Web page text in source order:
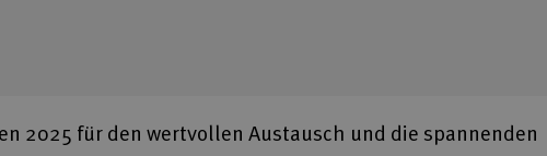
2025 für den wertvollen Austausch und die spannenden